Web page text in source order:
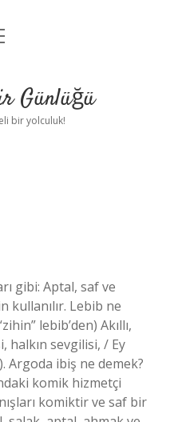
Günlüğü
bir yolculuk!
gibi: Aptal, saf ve
Lebib ne
lebіb’den) Akıllı,
halkın sevgilisi, / Ey
Argoda ibiş ne demek?
komik hizmetçi
komiktir ve saf bir